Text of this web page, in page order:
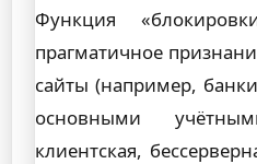
Функция
прагматичное
сайты (например,
основными
клиентская,